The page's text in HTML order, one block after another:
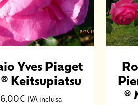
Yves Piaget
Keitsupiatsu
IVA inclusa
®